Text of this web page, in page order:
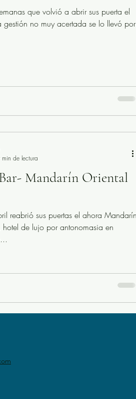
que volvió a abrir sus puerta el
no muy acertada se lo llevó por
Mandarín Oriental
puertas el ahora Mandarín
de lujo por antonomasia en
min de lectura